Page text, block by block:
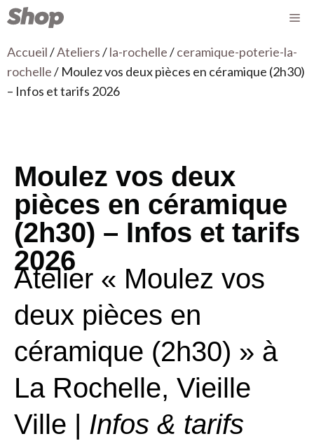
Accueil/Ateliers/la-rochelle/ceramique-poterie-la-
rochelle/ Moulez vos deux pièces en céramique (2h30)
– Infos et tarifs 2026
Moulez vos deux
pièces en céramique
(2h30) – Infos et tarifs
2026
Atelier « Moulez vos
deux pièces en
céramique (2h30) » à
La Rochelle, Vieille
Ville | Infos & tarifs